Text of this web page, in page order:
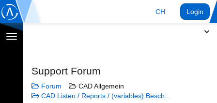
CH Login
Navigation
Support Forum
Forum
CAD Allgemein
CAD Listen / Reports / (variables) Besch...